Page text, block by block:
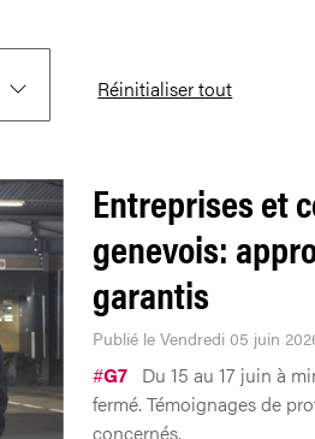
Réinitialiser tout
Entreprises et
genevois:
garantis
Publié le Vendredi 05 juin
#G7 Du 15 au 17 juin à
fermé. Témoignages de
concernés.